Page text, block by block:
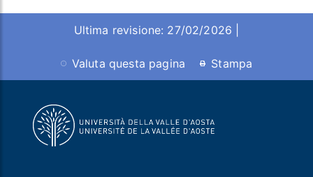
Ultima revisione: 27/02/2026 |
Valuta questa pagina Stampa